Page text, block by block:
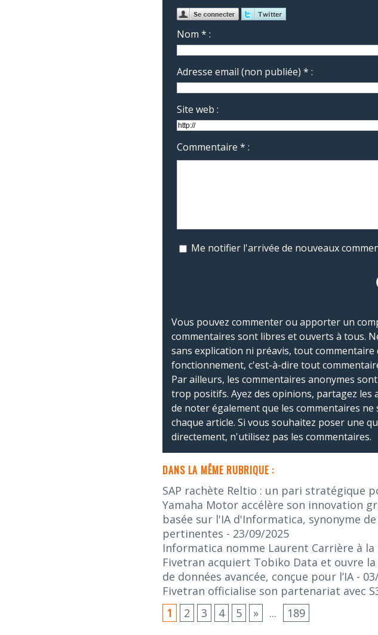
Nom * :
Adresse email (non publiée) * :
Site web :
Commentaire * :
Me notifier l'arrivée de nouveaux
Vous pouvez commenter ou apporter un
commentaires sont libres et ouverts à tous.
sans explication ni préavis, tout
fonctionnement, c'est-à-dire tout
Par ailleurs, les commentaires anonymes
trop positifs. Ayez des opinions, partagez les
de noter également que les commentaires
chaque article. Si vous souhaitez poser une
directement, n'utilisez pas les commentaires.
DANS LA MÊME RUBRIQUE :
SAP rachète Reltio : un pari stratégique
Yamaha Motor accélère son innovation
basée sur l'IA d'Informatica, synonyme
pertinentes - 23/09/2025
Informatica nomme Laurent Carrière à la
Fivetran acquiert Tobiko Data et ouvre
de données avancée, conçue pour l’IA -
Fivetran officialise son partenariat avec
1
2 3 4 5 » ... 189